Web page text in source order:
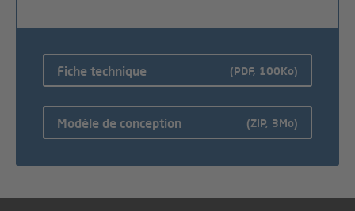
Fiche technique (PDF, 100Ko)
Modèle de conception (ZIP, 3Mo)